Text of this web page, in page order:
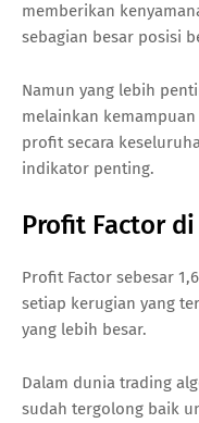
memberikan
sebagian besar posisi
Namun yang lebih
melainkan
profit secara
indikator penting.
Profit Factor di
Profit Factor sebesar
setiap kerugian yang
yang lebih besar.
Dalam dunia trading
sudah tergolong baik